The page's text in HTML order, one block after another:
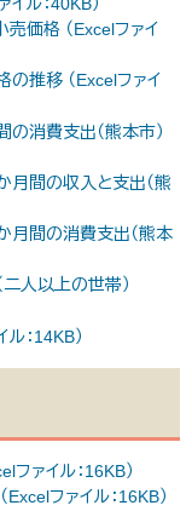
価格 （Excelファイ
推移 （Excelファイ
消費支出（熊本市）
間の収入と支出（熊
間の消費支出（熊本
人以上の世帯）
：14KB）
ァイル：16KB）
ファイル：16KB）